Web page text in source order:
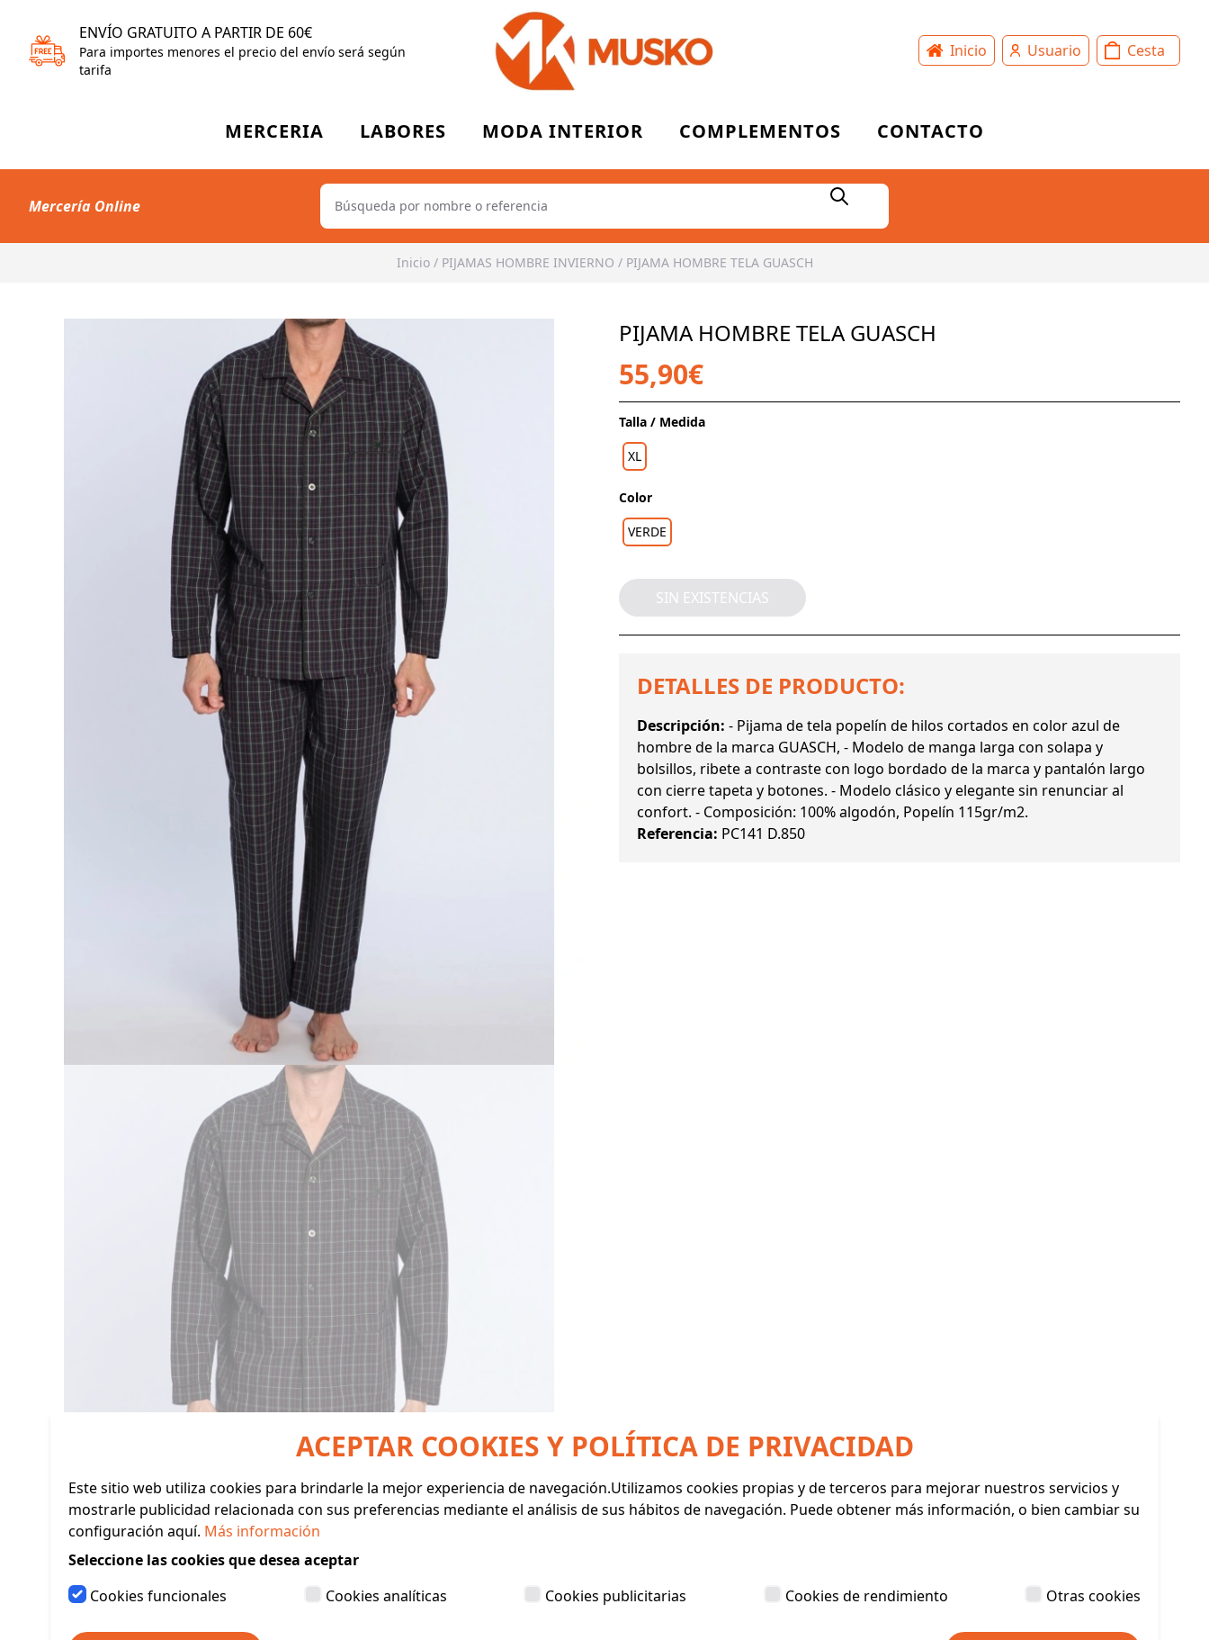
ENVÍO GRATUITO A PARTIR DE 60€
Para importes menores el precio del envío será según
tarifa
Inicio Usuario Cesta
MERCERIA LABORES MODA INTERIOR COMPLEMENTOS CONTACTO
Mercería Online
Inicio / PIJAMAS HOMBRE INVIERNO / PIJAMA HOMBRE TELA GUASCH
PIJAMA HOMBRE TELA GUASCH
55,90€
Talla / Medida
XL
Color
VERDE
SIN EXISTENCIAS
DETALLES DE PRODUCTO:
Descripción: - Pijama de tela popelín de hilos cortados en color azul de
hombre de la marca GUASCH, - Modelo de manga larga con solapa y
bolsillos, ribete a contraste con logo bordado de la marca y pantalón largo
con cierre tapeta y botones. - Modelo clásico y elegante sin renunciar al
confort. - Composición: 100% algodón, Popelín 115gr/m2.
Referencia: PC141 D.850
ACEPTAR COOKIES Y POLÍTICA DE PRIVACIDAD
Este sitio web utiliza cookies para brindarle la mejor experiencia de navegación.Utilizamos cookies propias y de terceros para mejorar nuestros servicios y
mostrarle publicidad relacionada con sus preferencias mediante el análisis de sus hábitos de navegación. Puede obtener más información, o bien cambiar su
configuración aquí. Más información
Seleccione las cookies que desea aceptar
Cookies funcionales
Cookies analíticas Cookies publicitarias Cookies de rendimiento Otras cookies